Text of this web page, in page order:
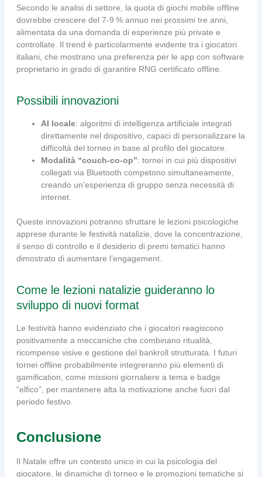
Secondo le analisi di settore, la quota di giochi mobile offline
dovrebbe crescere del 7‑9 % annuo nei prossimi tre anni,
alimentata da una domanda di esperienze più private e
controllate. Il trend è particolarmente evidente tra i giocatori
italiani, che mostrano una preferenza per le app con software
proprietario in grado di garantire RNG certificato offline.
Possibili innovazioni
AI locale: algoritmi di intelligenza artificiale integrati
direttamente nel dispositivo, capaci di personalizzare la
difficoltà del torneo in base al profilo del giocatore.
Modalità “couch‑co‑op”: tornei in cui più dispositivi
collegati via Bluetooth competono simultaneamente,
creando un’esperienza di gruppo senza necessità di
internet.
Queste innovazioni potranno sfruttare le lezioni psicologiche
apprese durante le festività natalizie, dove la concentrazione,
il senso di controllo e il desiderio di premi tematici hanno
dimostrato di aumentare l’engagement.
Come le lezioni natalizie guideranno lo
sviluppo di nuovi format
Le festività hanno evidenziato che i giocatori reagiscono
positivamente a meccaniche che combinano ritualità,
ricompense visive e gestione del bankroll strutturata. I futuri
tornei offline probabilmente integreranno più elementi di
gamification, come missioni giornaliere a tema e badge
“elfico”, per mantenere alta la motivazione anche fuori dal
periodo festivo.
Conclusione
Il Natale offre un contesto unico in cui la psicologia del
giocatore, le dinamiche di torneo e le promozioni tematiche si